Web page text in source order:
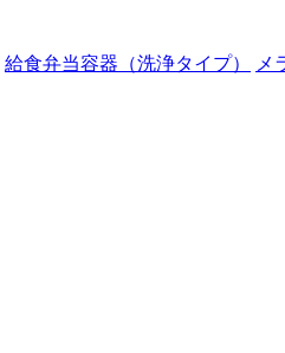
給食弁当容器（洗浄タイプ） メ